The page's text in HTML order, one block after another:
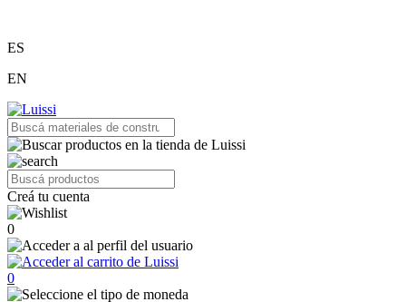
ES
EN
Creá tu cuenta
0
0